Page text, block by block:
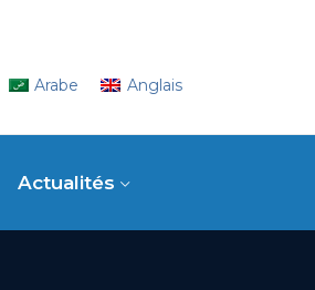
Arabe Anglais
Actualités